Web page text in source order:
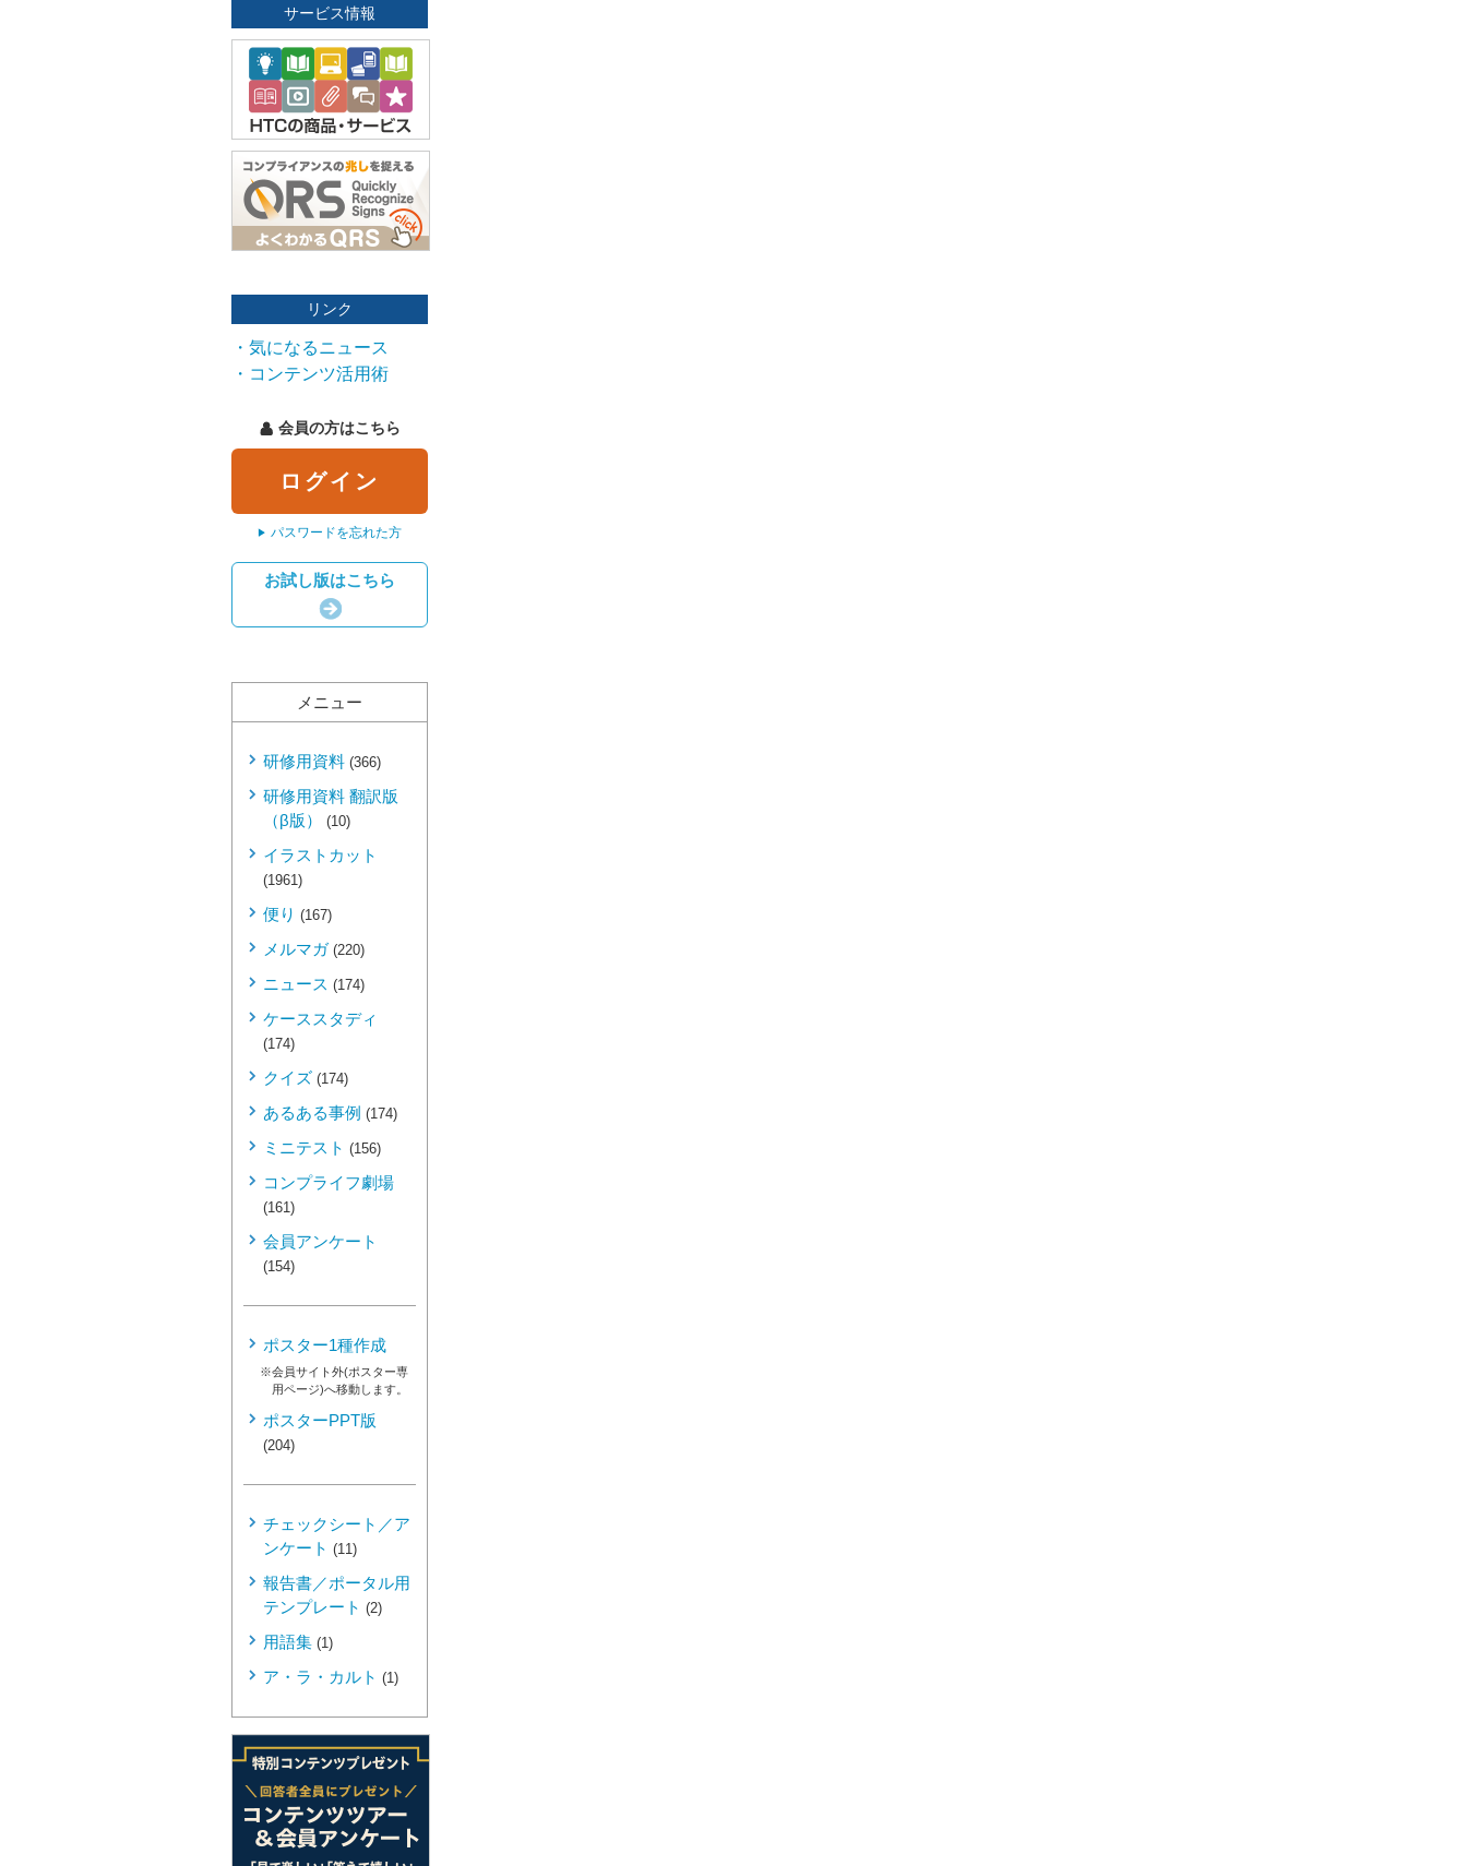
サービス情報
リンク
・気になるニュース
・コンテンツ活用術
会員の方はこちら
ログイン
パスワードを忘れた方
お試し版はこちら
メニュー
研修用資料 (366)
研修用資料 翻訳版
（β版） (10)
イラストカット
(1961)
便り (167)
メルマガ (220)
ニュース (174)
ケーススタディ
(174)
クイズ (174)
あるある事例 (174)
ミニテスト (156)
コンプライフ劇場
(161)
会員アンケート
(154)
ポスター1種作成
※会員サイト外(ポスター専
用ページ)へ移動します。
ポスターPPT版
(204)
チェックシート／ア
ンケート (11)
報告書／ポータル用
テンプレート (2)
用語集 (1)
ア・ラ・カルト (1)